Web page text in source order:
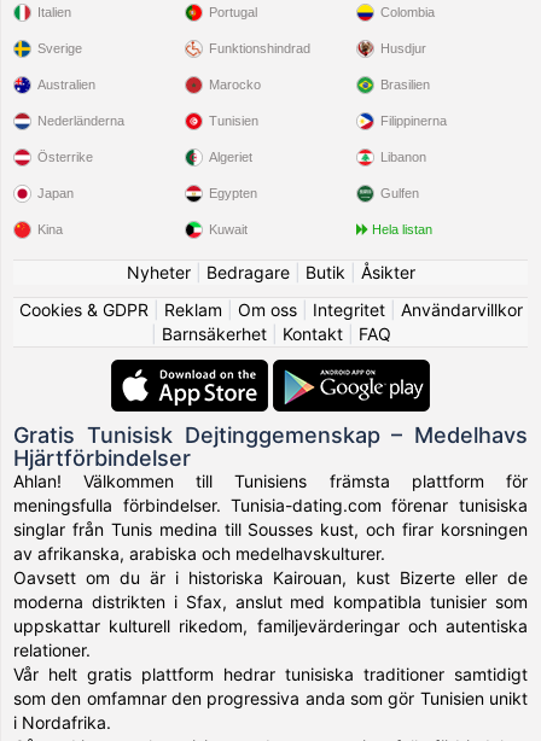
Italien
Sverige
Portugal
Funktionshindrad
Colombia
Husdjur
Australien
Nederländerna
Österrike
Japan
Kina
Marocko
Tunisien
Algeriet
Egypten
Kuwait
Brasilien
Filippinerna
Libanon
Gulfen
Hela listan
Nyheter| Bedragare| Butik
Åsikter
Cookies & GDPR
Reklam Om oss| Integritet| Användarvillkor
Barnsäkerhet| Kontakt| FAQ
Gratis Tunisisk Dejtinggemenskap – Medelhavs
Hjärtförbindelser
Ahlan! Välkommen till Tunisiens främsta plattform för
meningsfulla förbindelser. Tunisia-dating.com förenar tunisiska
singlar från Tunis medina till Sousses kust, och firar korsningen
av afrikanska, arabiska och medelhavskulturer.
Oavsett om du är i historiska Kairouan, kust Bizerte eller de
moderna distrikten i Sfax, anslut med kompatibla tunisier som
uppskattar kulturell rikedom, familjevärderingar och autentiska
relationer.
Vår helt gratis plattform hedrar tunisiska traditioner samtidigt
som den omfamnar den progressiva anda som gör Tunisien unikt
i Nordafrika.